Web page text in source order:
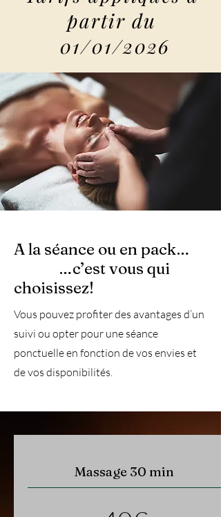
partir du
01/01/2026
A la séance ou en pack…
…c’est vous qui
choisissez!
Vous pouvez profiter des avantages d’un
suivi ou opter pour une séance
ponctuelle en fonction de vos envies et
de vos disponibilités.
Massage 30 min